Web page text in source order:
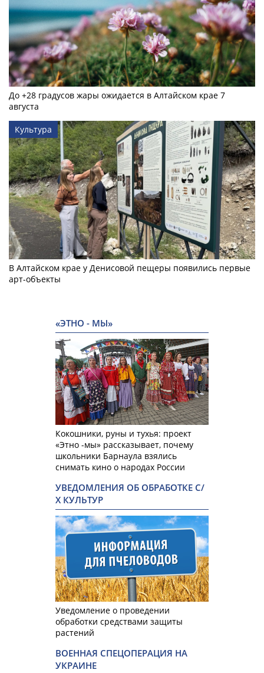
До +28 градусов жары ожидается в Алтайском крае 7
августа
Культура
В Алтайском крае у Денисовой пещеры появились первые
арт-объекты
«ЭТНО - МЫ»
Кокошники, руны и тухья: проект
«Этно -мы» рассказывает, почему
школьники Барнаула взялись
снимать кино о народах России
УВЕДОМЛЕНИЯ ОБ ОБРАБОТКЕ С/
Х КУЛЬТУР
Уведомление о проведении
обработки средствами защиты
растений
ВОЕННАЯ СПЕЦОПЕРАЦИЯ НА
УКРАИНЕ